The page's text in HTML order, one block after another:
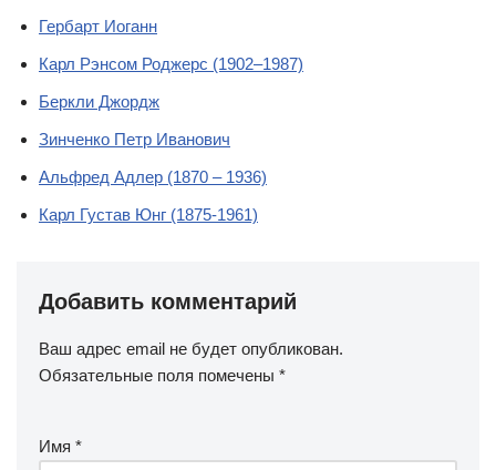
Гербарт Иоганн
Карл Рэнсом Роджерс (1902–1987)
Беркли Джордж
Зинченко Петр Иванович
Альфред Адлер (1870 – 1936)
Карл Густав Юнг (1875-1961)
Добавить комментарий
Ваш адрес email не будет опубликован.
Обязательные поля помечены *
Имя *